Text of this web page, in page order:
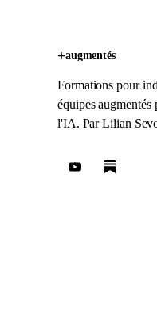
+augmentés
Formations pour
équipes augmentés
l'IA. ParLilian